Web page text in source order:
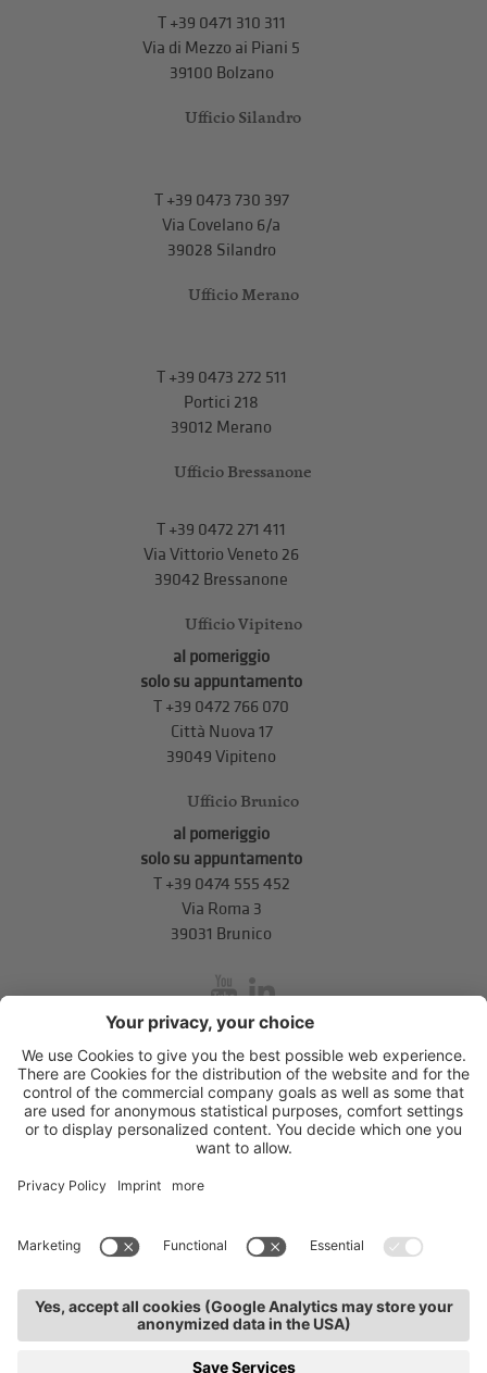
T+39 0471 310 311
Via di Mezzo ai Piani 5
39100 Bolzano
Ufficio Silandro
T+39 0473 730 397
Via Covelano 6/a
39028 Silandro
Ufficio Merano
T+39 0473 272 511
Portici 218
39012 Merano
Ufficio Bressanone
T +39 0472 271 411
Via Vittorio Veneto 26
39042 Bressanone
Ufficio Vipiteno
al pomeriggio
solo su appuntamento
T +39 0472 766 070
Città Nuova 17
39049 Vipiteno
Ufficio Brunico
al pomeriggio
solo su appuntamento
T+39 0474 555 452
Via Roma 3
39031 Brunico
inService
Via di Mezzo ai Piani 5 ,39100 Bolzano.T+39 0471 310 311.
info@unione-bz.it
Impressum
Privacy